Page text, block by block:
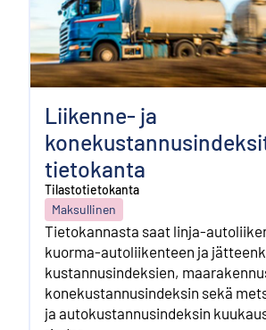
Liikenne- ja
tietokanta
Tilastotietokanta
Maksullinen
Tietokannasta saat linja-
kuorma-autoliikenteen ja
kustannusindeksien,
konekustannusindeksin sekä
ja autokustannusindeksin